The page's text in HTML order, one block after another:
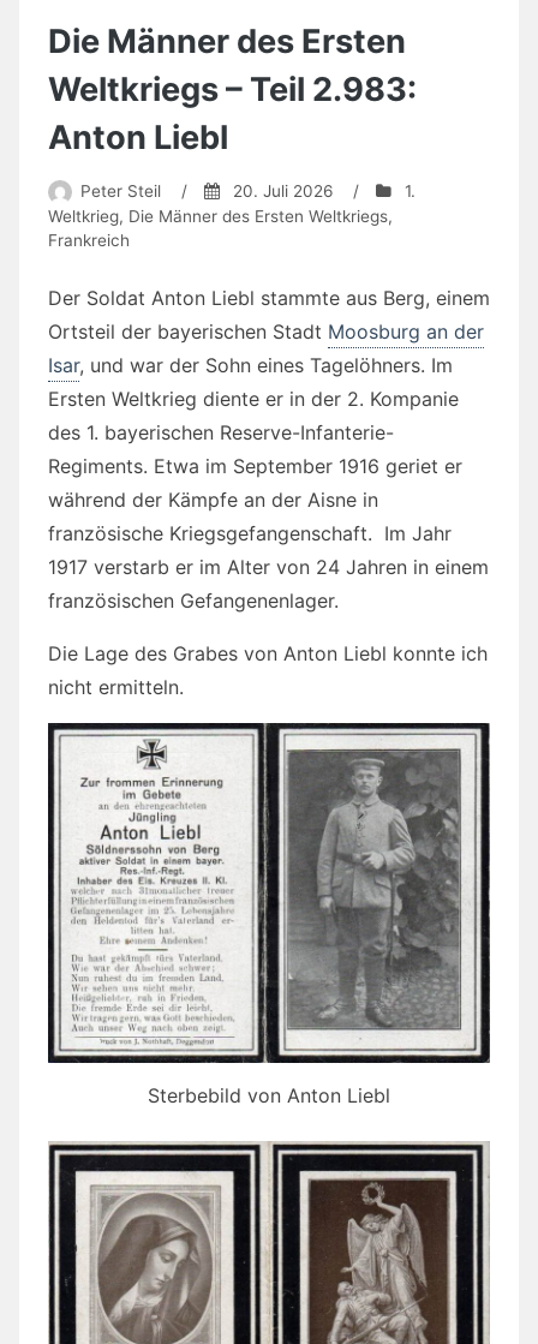
Die Männer des Ersten
Weltkriegs – Teil 2.983:
Anton Liebl
Peter Steil / 20. Juli 2026 /
1.
Weltkrieg, Die Männer des Ersten Weltkriegs,
Frankreich
Der Soldat Anton Liebl stammte aus Berg, einem
Ortsteil der bayerischen Stadt Moosburg an der
Isar, und war der Sohn eines Tagelöhners. Im
Ersten Weltkrieg diente er in der 2. Kompanie
des 1. bayerischen Reserve-Infanterie-
Regiments. Etwa im September 1916 geriet er
während der Kämpfe an der Aisne in
französische Kriegsgefangenschaft. Im Jahr
1917 verstarb er im Alter von 24 Jahren in einem
französischen Gefangenenlager.
Die Lage des Grabes von Anton Liebl konnte ich
nicht ermitteln.
Sterbebild von Anton Liebl